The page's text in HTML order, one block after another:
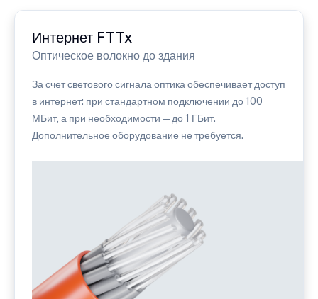
Интернет FTTx
Оптическое волокно до здания
За счет светового сигнала оптика обеспечивает доступ
в интернет: при стандартном подключении до 100
МБит, а при необходимости — до 1 ГБит.
Дополнительное оборудование не требуется.